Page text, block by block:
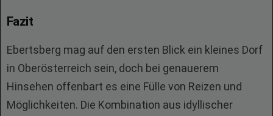
Fazit
Ebertsberg mag auf den ersten Blick ein kleines Dorf
in Oberösterreich sein, doch bei genauerem
Hinsehen offenbart es eine Fülle von Reizen und
Möglichkeiten. Die Kombination aus idyllischer